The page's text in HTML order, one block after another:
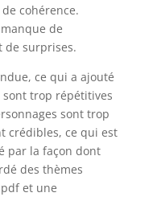
cohérence.
de
de surprises.
ce qui a ajouté
sont trop répétitives
sont trop
crédibles, ce qui est
par la façon dont
des thèmes
et une